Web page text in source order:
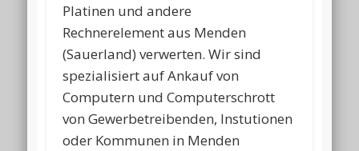
Platinen und andere
Rechnerelement aus Menden
(Sauerland) verwerten. Wir sind
spezialisiert auf Ankauf von
Computern und Computerschrott
von Gewerbetreibenden, Instutionen
oder Kommunen in Menden